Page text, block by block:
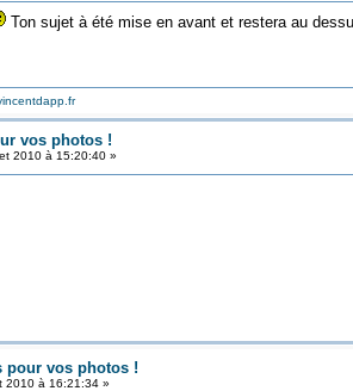
Ton sujet à été mise en avant et restera au
vos photos !
2010 à 15:20:40 »
pour vos photos !
2010 à 16:21:34 »